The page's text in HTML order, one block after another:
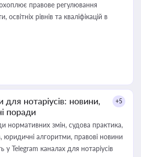
правове регулювання
освітніх рівнів та кваліфікацій в
для нотаріусів: новини,
поради
+5
нормативних змін, судова практика,
юридичні алгоритми, правові новини
Telegram каналах для нотаріусів